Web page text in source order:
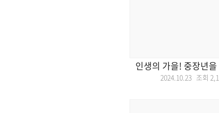
인생의 가을! 중장년
2024.10.23 조회